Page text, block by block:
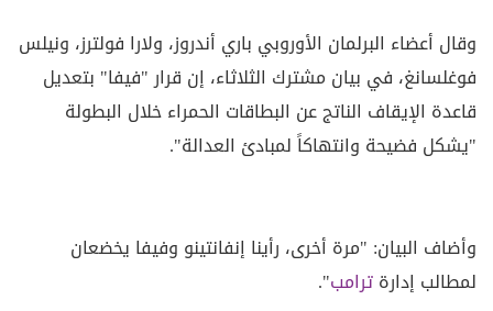
وقال أعضاء البرلمان الأوروبي باري أندروز، ولارا فولترز، ونيلس
فوغلسانغ، في بيان مشترك الثلاثاء، إن قرار "فيفا" بتعديل
قاعدة الإيقاف الناتج عن البطاقات الحمراء خلال البطولة
"يشكل فضيحة وانتهاكاً لمبادئ العدالة".
وأضاف البيان: "مرة أخرى، رأينا إنفانتينو وفيفا يخضعان
لمطالب إدارةترامب".